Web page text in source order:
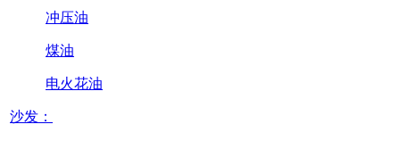
冲压油
煤油
电火花油
沙发：